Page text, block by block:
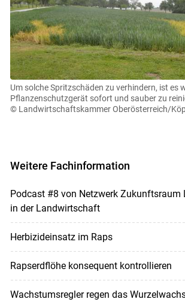
Um solche Spritzschäden zu verhindern, ist es
Pflanzenschutzgerät sofort und sauber zu
© Landwirtschaftskammer Oberösterreich/
Weitere Fachinformation
Podcast #8 von Netzwerk Zukunftsraum
in der Landwirtschaft
Herbizideinsatz im Raps
Rapserdflöhe konsequent kontrollieren
Wachstumsregler regen das